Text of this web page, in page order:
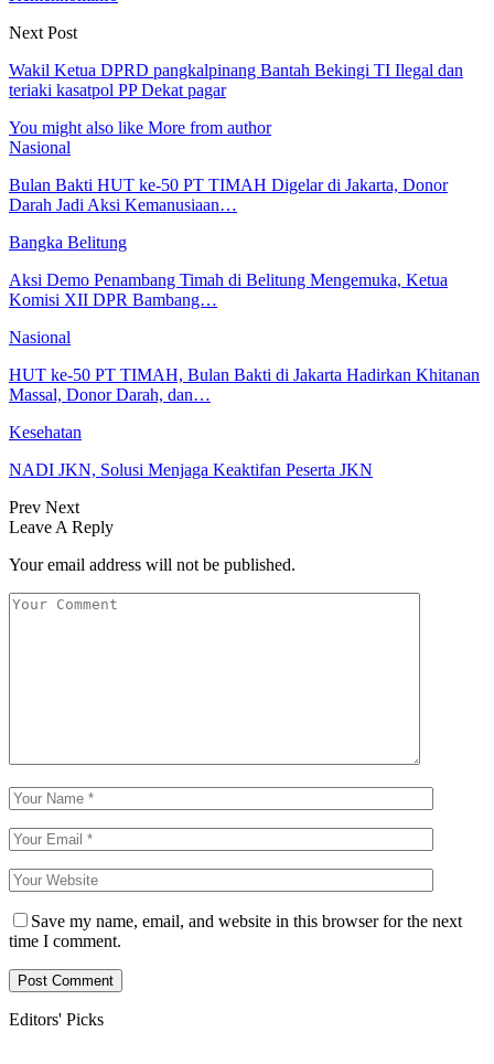
Next Post
Wakil Ketua DPRD pangkalpinang Bantah Bekingi TI Ilegal dan
teriaki kasatpol PP Dekat pagar
You might also like More from author
Nasional
Bulan Bakti HUT ke-50 PT TIMAH Digelar di Jakarta, Donor
Darah Jadi Aksi Kemanusiaan…
Bangka Belitung
Aksi Demo Penambang Timah di Belitung Mengemuka, Ketua
Komisi XII DPR Bambang…
Nasional
HUT ke-50 PT TIMAH, Bulan Bakti di Jakarta Hadirkan Khitanan
Massal, Donor Darah, dan…
Kesehatan
NADI JKN, Solusi Menjaga Keaktifan Peserta JKN
Prev Next
Leave A Reply
Your email address will not be published.
Save my name, email, and website in this browser for the next
time I comment.
Editors' Picks